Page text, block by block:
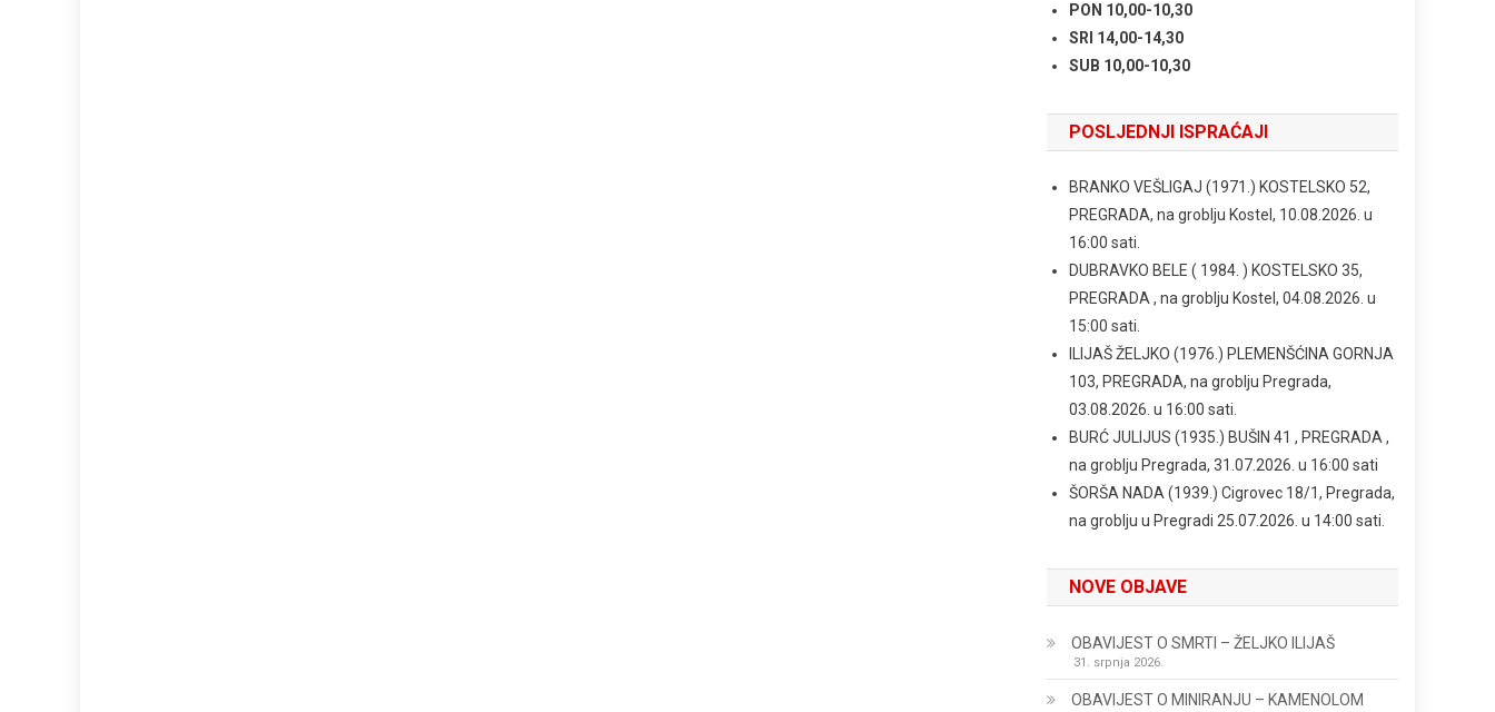
PON 10,00-10,30
SRI 14,00-14,30
SUB 10,00-10,30
POSLJEDNJI ISPRAĆAJI
BRANKO VEŠLIGAJ (1971.) KOSTELSKO 52,
PREGRADA, na groblju Kostel, 10.08.2026. u
16:00 sati.
DUBRAVKO BELE ( 1984. ) KOSTELSKO 35,
PREGRADA , na groblju Kostel, 04.08.2026. u
15:00 sati.
ILIJAŠ ŽELJKO (1976.) PLEMENŠĆINA GORNJA
103, PREGRADA, na groblju Pregrada,
03.08.2026. u 16:00 sati.
BURĆ JULIJUS (1935.) BUŠIN 41 , PREGRADA ,
na groblju Pregrada, 31.07.2026. u 16:00 sati
ŠORŠA NADA (1939.) Cigrovec 18/1, Pregrada,
na groblju u Pregradi 25.07.2026. u 14:00 sati.
NOVE OBJAVE
OBAVIJEST O SMRTI – ŽELJKO ILIJAŠ
31. srpnja 2026.
OBAVIJEST O MINIRANJU – KAMENOLOM